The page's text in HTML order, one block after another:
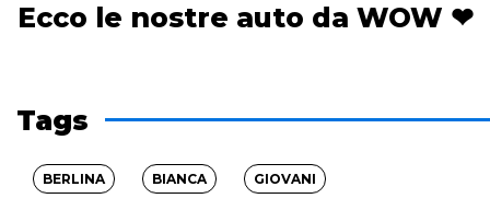
Ecco le nostre auto da WOW ❤
Tags
BERLINA BIANCA GIOVANI